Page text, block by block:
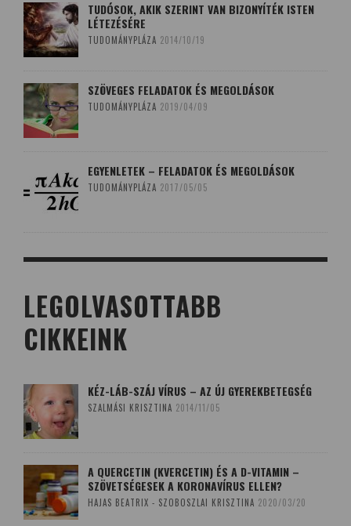
TUDÓSOK, AKIK SZERINT VAN BIZONYÍTÉK ISTEN
LÉTEZÉSÉRE
TUDOMÁNYPLÁZA 2014/10/19
SZÖVEGES FELADATOK ÉS MEGOLDÁSOK
TUDOMÁNYPLÁZA 2019/04/09
EGYENLETEK – FELADATOK ÉS MEGOLDÁSOK
TUDOMÁNYPLÁZA 2017/05/05
LEGOLVASOTTABB
CIKKEINK
KÉZ-LÁB-SZÁJ VÍRUS – AZ ÚJ GYEREKBETEGSÉG
SZALMÁSI KRISZTINA 2014/11/05
A QUERCETIN (KVERCETIN) ÉS A D-VITAMIN –
SZÖVETSÉGESEK A KORONAVÍRUS ELLEN?
HAJAS BEATRIX - SZOBOSZLAI KRISZTINA 2020/03/20